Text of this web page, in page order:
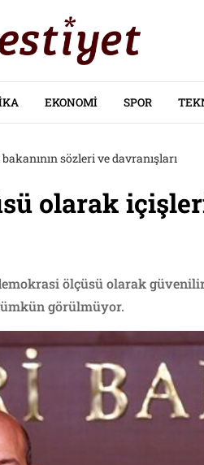
EKONOMI SPOR
sözleri ve davranışları
olarak
ölçüsü olarak
görülmüyor.